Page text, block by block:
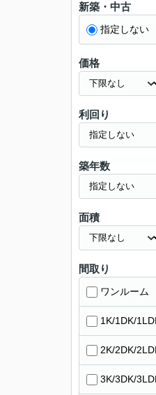
新築・中古
指定しない
価格
利回り
築年数
面積
間取り
ワンルーム
1K/1DK/
2K/2DK/
3K/3DK/